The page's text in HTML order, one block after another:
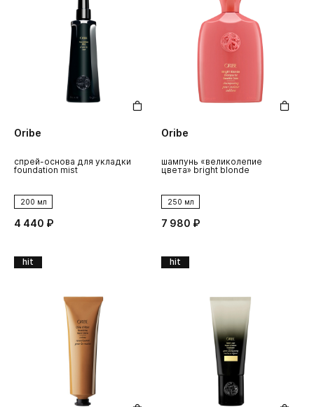
Oribe
спрей-основа для укладки
foundation mist
200 мл
4 440 ₽
Oribe
шампунь «великолепие
цвета» bright blonde
250 мл
7 980 ₽
hit hit